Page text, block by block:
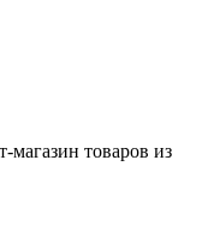
товаров из